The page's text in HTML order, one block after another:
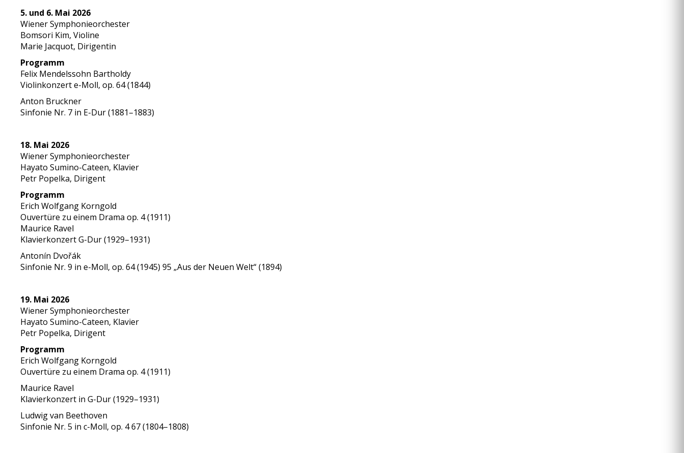
5. und 6. Mai 2026
Wiener Symphonieorchester
Bomsori Kim, Violine
Marie Jacquot, Dirigentin
Programm
Felix Mendelssohn Bartholdy
Violinkonzert e-Moll, op. 64 (1844)
Anton Bruckner
Sinfonie Nr. 7 in E-Dur (1881–1883)
18. Mai 2026
Wiener Symphonieorchester
Hayato Sumino-Cateen, Klavier
Petr Popelka, Dirigent
Programm
Erich Wolfgang Korngold
Ouvertüre zu einem Drama op. 4 (1911)
Maurice Ravel
Klavierkonzert G-Dur (1929–1931)
Antonín Dvořák
Sinfonie Nr. 9 in e-Moll, op. 64 (1945) 95 „Aus der Neuen Welt“ (1894)
19. Mai 2026
Wiener Symphonieorchester
Hayato Sumino-Cateen, Klavier
Petr Popelka, Dirigent
Programm
Erich Wolfgang Korngold
Ouvertüre zu einem Drama op. 4 (1911)
Maurice Ravel
Klavierkonzert in G-Dur (1929–1931)
Ludwig van Beethoven
Sinfonie Nr. 5 in c-Moll, op. 4 67 (1804–1808)